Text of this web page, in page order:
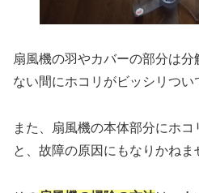
扇風機の羽やカバーの部分は
ない間にホコリがビッシリつい
また、扇風機の本体部分にホ
と、故障の原因にもなりかねま